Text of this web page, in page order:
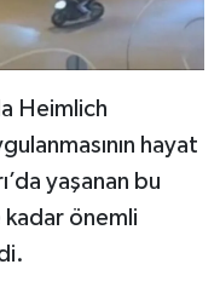
Heimlich
hayat
yaşanan bu
kadar önemli